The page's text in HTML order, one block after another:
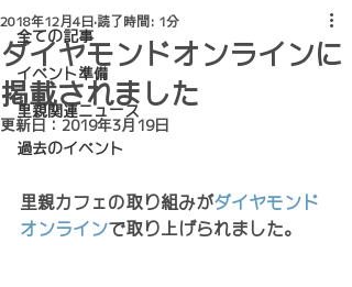
全ての記事
イベント準備
里親関連ニュース
過去のイベント
ダイヤモンドオンラインに
掲載されました
2018年12月4日 読了時間: 1分
更新日： 2019年3月19日
里親カフェの取り組みがダイヤモンド
オンラインで取り上げられました。